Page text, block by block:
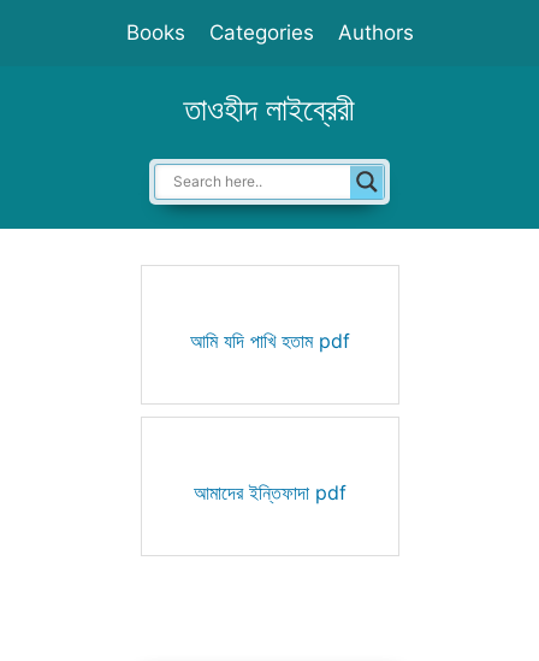
Books Categories Authors
তাওহীদ লাইব্রেরী
আমি যদি পাখি হতাম pdf
আমাদের ইন্তিফাদা pdf